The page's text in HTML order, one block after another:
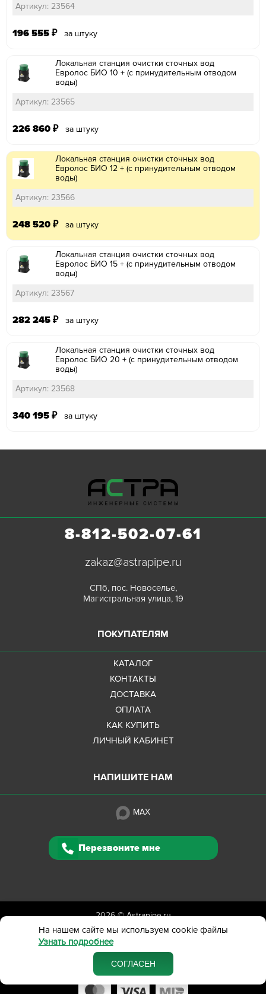
Артикул: 23564
196 555 ₽ за штуку
Локальная станция очистки сточных вод
Евролос БИО 10 + (с принудительным отводом
воды)
Артикул: 23565
226 860 ₽ за штуку
Локальная станция очистки сточных вод
Евролос БИО 12 + (с принудительным отводом
воды)
Артикул: 23566
248 520 ₽ за штуку
Локальная станция очистки сточных вод
Евролос БИО 15 + (с принудительным отводом
воды)
Артикул: 23567
282 245 ₽ за штуку
Локальная станция очистки сточных вод
Евролос БИО 20 + (с принудительным отводом
воды)
Артикул: 23568
340 195 ₽ за штуку
8-812-502-07-61
zakaz@astrapipe.ru
СПб, пос. Новоселье,
Магистральная улица, 19
ПОКУПАТЕЛЯМ
КАТАЛОГ
КОНТАКТЫ
ДОСТАВКА
ОПЛАТА
КАК КУПИТЬ
ЛИЧНЫЙ КАБИНЕТ
НАПИШИТЕ НАМ
MAX
Перезвоните мне
2026 ©Astrapipe.ru
Полная версия сайта
Политика конфиденциальности
Вся представленная на сайте информация приведена
в ознакомительных целях и не является публичной офертой
На нашем сайте мы используем cookie файлы
Узнать подробнее
СОГЛАСЕН